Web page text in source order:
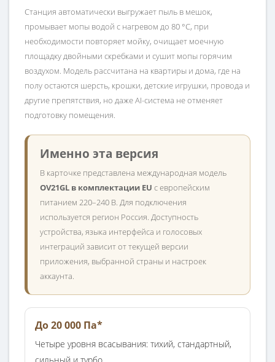
Станция автоматически выгружает пыль в мешок,
промывает мопы водой с нагревом до 80 °C, при
необходимости повторяет мойку, очищает моечную
площадку двойными скребками и сушит мопы горячим
воздухом. Модель рассчитана на квартиры и дома, где на
полу остаются шерсть, крошки, детские игрушки, провода и
другие препятствия, но даже AI-система не отменяет
подготовку помещения.
Именно эта версия
В карточке представлена международная модель
OV21GL в комплектации EU с европейским
питанием 220–240 В. Для подключения
используется регион Россия. Доступность
устройства, языка интерфейса и голосовых
интеграций зависит от текущей версии
приложения, выбранной страны и настроек
аккаунта.
До 20 000 Па*
Четыре уровня всасывания: тихий, стандартный,